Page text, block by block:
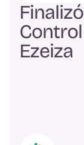
Ezeiza